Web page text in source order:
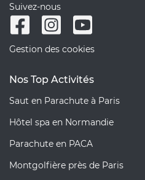
Suivez-nous
Gestion des cookies
Nos Top Activités
Saut en Parachute à Paris
Hôtel spa en Normandie
Parachute en PACA
Montgolfière près de Paris